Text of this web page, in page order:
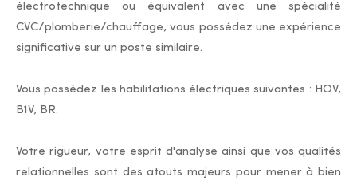
électrotechnique ou équivalent avec une spécialité
CVC/plomberie/chauffage, vous possédez une expérience
significative sur un poste similaire.
Vous possédez les habilitations électriques suivantes : HOV,
B1V, BR.
Votre rigueur, votre esprit d'analyse ainsi que vos qualités
relationnelles sont des atouts majeurs pour mener à bien